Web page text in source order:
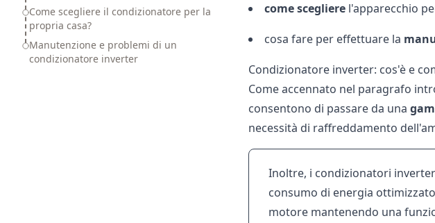
Come scegliere il condizionatore per la
propria casa?
Manutenzione e problemi di un
condizionatore inverter
comesceglierel'apparecchio
cosa fare per effettuare la
Condizionatore inverter: cos'è e
Come accennato nel paragrafo
consentono di passare da una
necessità di raffreddamento
Inoltre, i condizionatori
consumo di energia
motore mantenendo una